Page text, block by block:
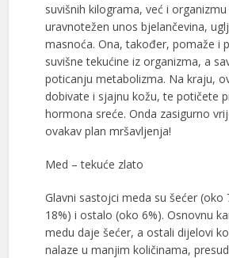
suvišnih kilograma, već i
uravnotežen unos bjelančevina,
masnoća. Ona, također, pomaže i
suvišne tekućine iz organizma, a
poticanju metabolizma. Na kraju,
dobivate i sjajnu kožu, te potičete
hormona sreće. Onda zasigurno
ovakav plan mršavljenja!
Med – tekuće zlato
Glavni sastojci meda su šećer (oko
18%) i ostalo (oko 6%). Osnovnu
medu daje šećer, a ostali dijelovi
nalaze u manjim količinama,